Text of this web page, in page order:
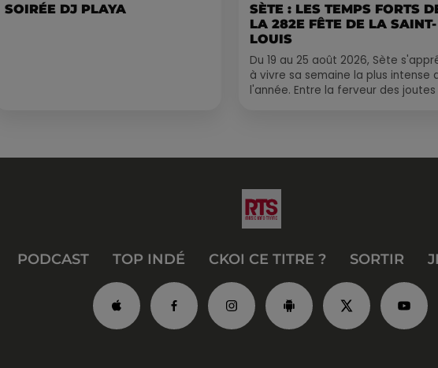
SOIRÉE DJ PLAYA
SÈTE : LES TEMPS FORTS
LA 282E FÊTE DE LA SAINT-
LOUIS
Du 19 au 25 août 2026, Sète
à vivre sa semaine la plus intense
l'année. Entre la ferveur des joutes
PODCAST TOP INDÉ CKOI CE TITRE ? SORTIR